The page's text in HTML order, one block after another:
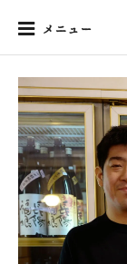
メニュー